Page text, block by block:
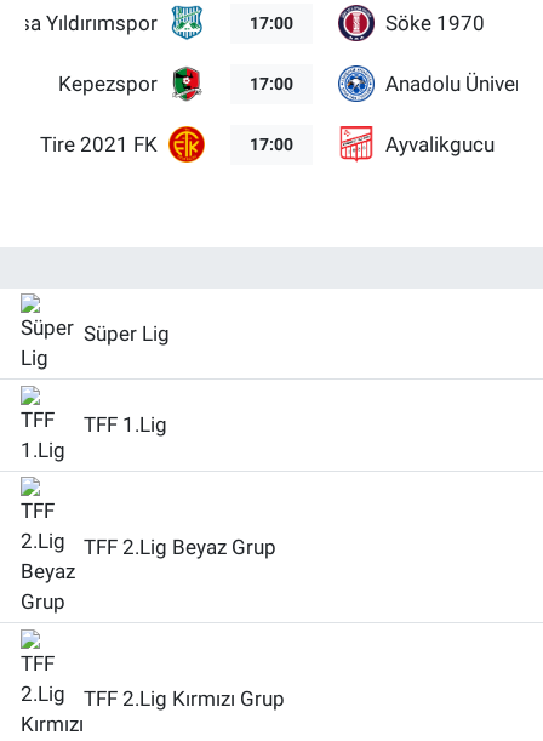
Yıldırımspor 17:00 Söke 1970
Kepezspor 17:00 Anadolu
Tire 2021 FK 17:00 Ayvalikgucu
Süper Lig
TFF 1.Lig
TFF 2.Lig Beyaz Grup
TFF 2.Lig Kırmızı Grup